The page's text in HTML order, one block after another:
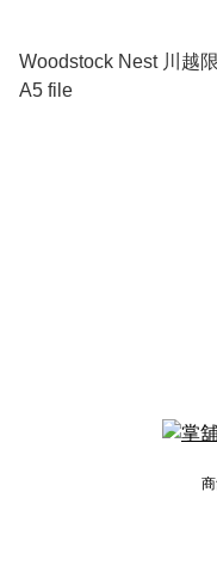
Woodstock Nest 川越
A5 file